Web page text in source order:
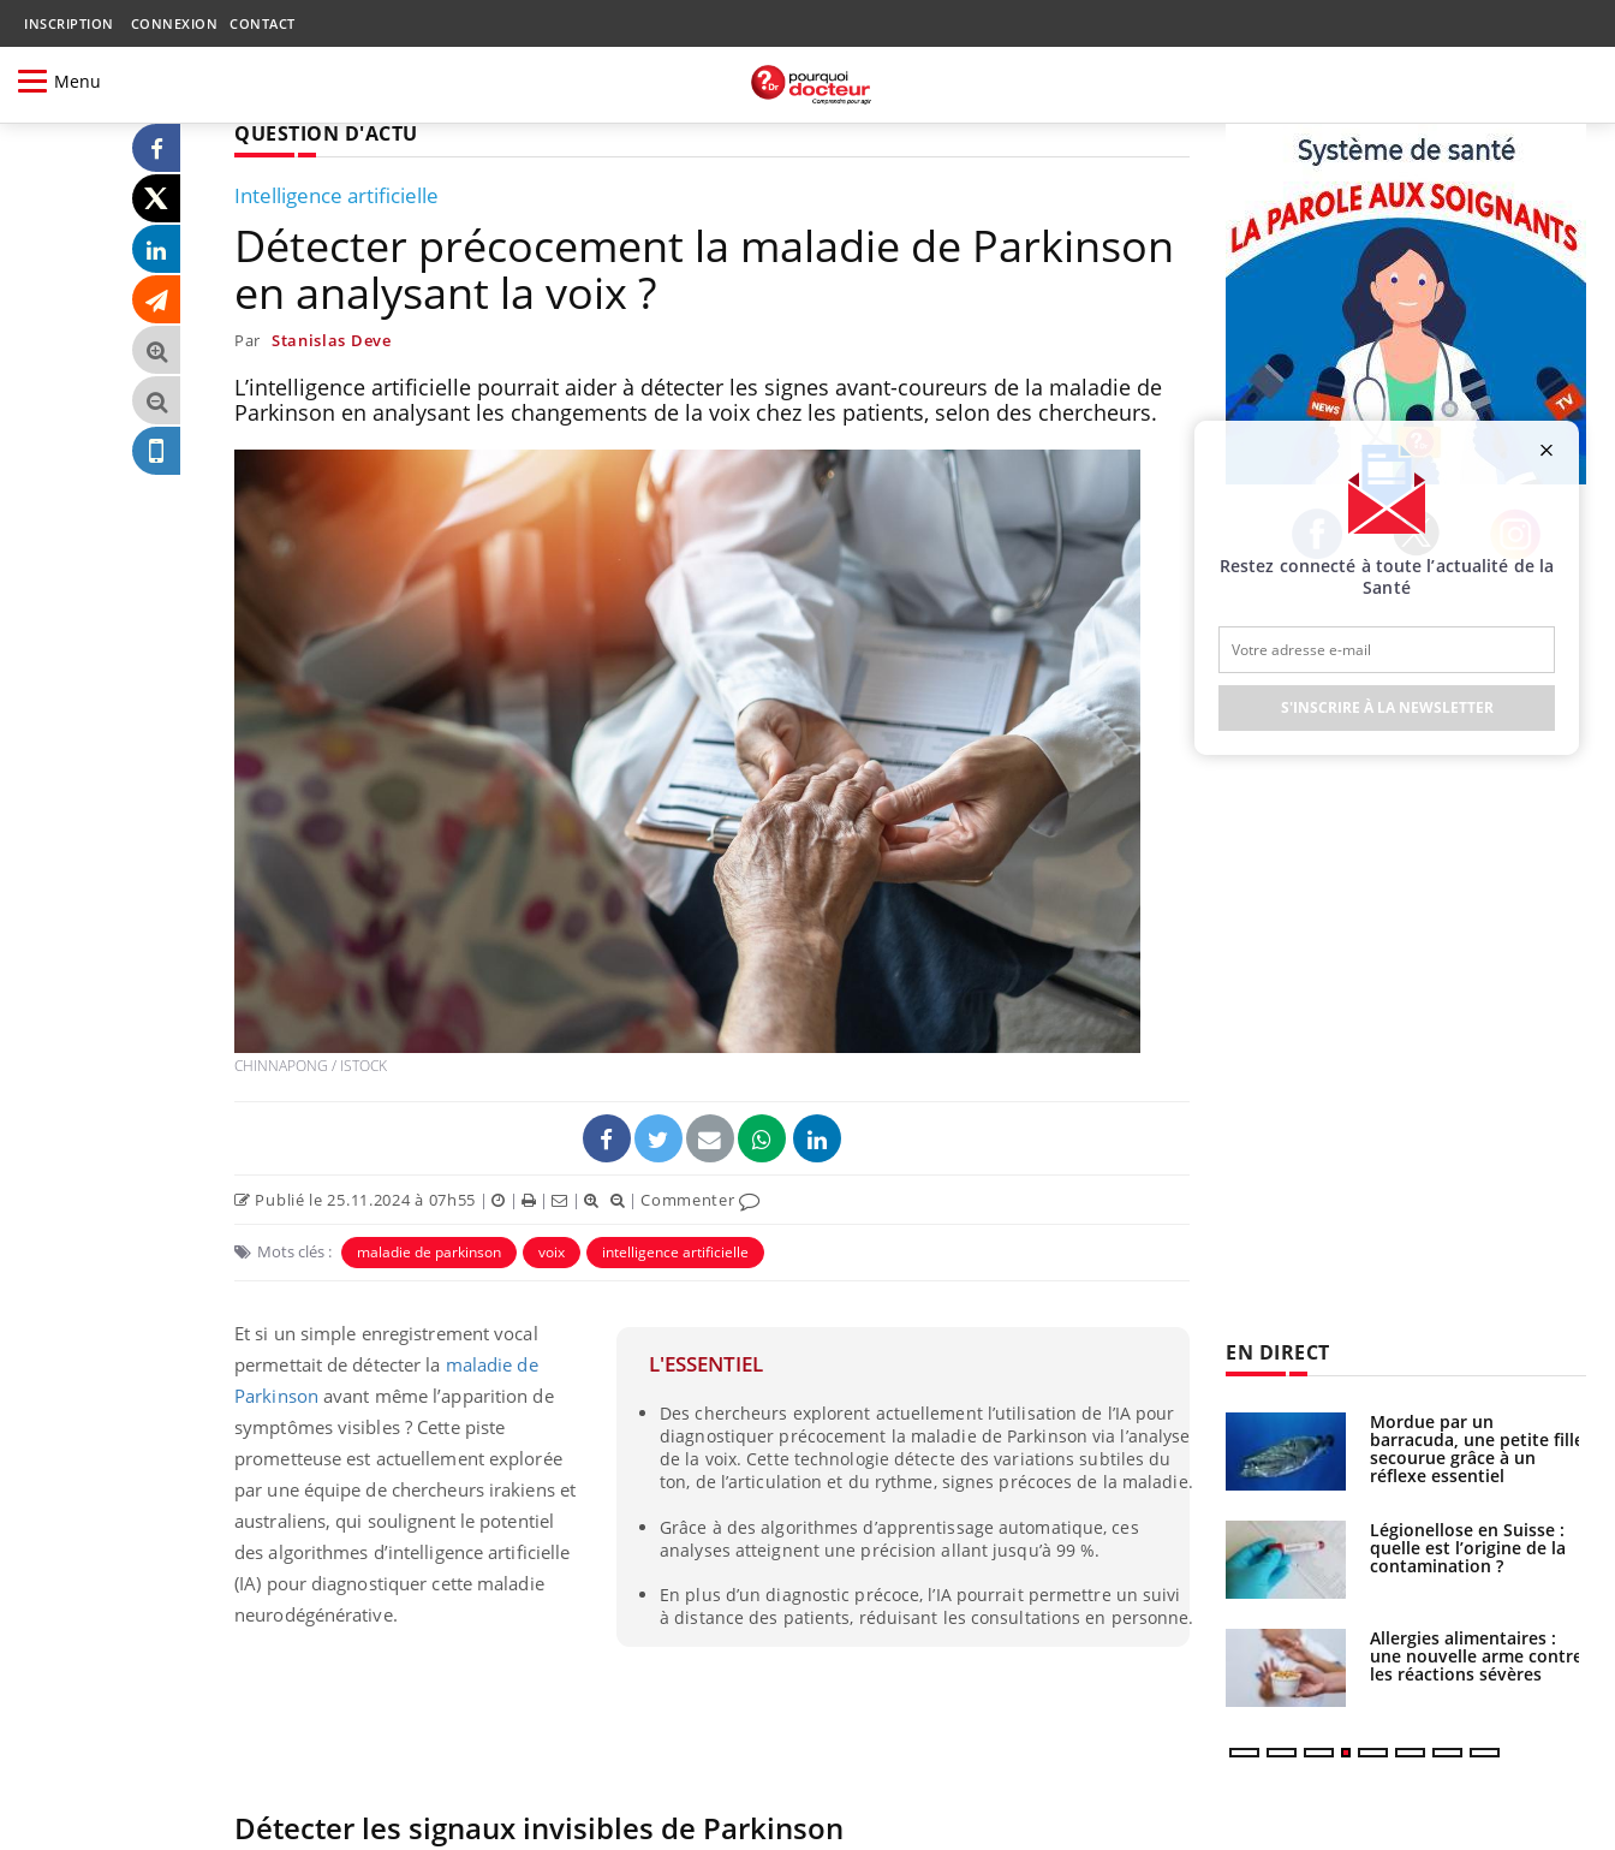
INSCRIPTION CONNEXION CONTACT
Menu
QUESTION D'ACTU
Intelligence artificielle
Détecter précocement la maladie de Parkinson
en analysant la voix ?
Par Stanislas Deve
L’intelligence artificielle pourrait aider à détecter les signes avant-coureurs de la maladie de
Parkinson en analysant les changements de la voix chez les patients, selon des chercheurs.
CHINNAPONG / ISTOCK
Publié le 25.11.2024 à 07h55 | | | | |Commenter
Mots clés : maladie de parkinson voix intelligence artificielle
L'ESSENTIEL
Des chercheurs explorent actuellement l’utilisation de l’IA pour
diagnostiquer précocement la maladie de Parkinson via l’analyse
de la voix. Cette technologie détecte des variations subtiles du
ton, de l’articulation et du rythme, signes précoces de la maladie.
Grâce à des algorithmes d’apprentissage automatique, ces
analyses atteignent une précision allant jusqu’à 99 %.
En plus d’un diagnostic précoce, l’IA pourrait permettre un suivi
à distance des patients, réduisant les consultations en personne.
Et si un simple enregistrement vocal
permettait de détecter la maladie de
Parkinson avant même l’apparition de
symptômes visibles ? Cette piste
prometteuse est actuellement explorée
par une équipe de chercheurs irakiens et
australiens, qui soulignent le potentiel
des algorithmes d’intelligence artificielle
(IA) pour diagnostiquer cette maladie
neurodégénérative.
Détecter les signaux invisibles de Parkinson
Facebook Twitter Instagram
EN DIRECT
La sieste empêche-t-elle
de dormir la nuit ?
VIH : la fin du comprimé
tous les jours se profile-t-
elle enfin ?
Fortes chaleurs :
pourquoi le risque de
noyade grimpe-t-il ?
Le Viagra pourrait-il
freiner la propagation du
cancer ?
Grossesse et chaleur : ce
que dit la science
Le smartphone nuit-il à
l'apprentissage de la
lecture ?
Mordue par un
barracuda, une petite fille
secourue grâce à un
réflexe essentiel
Légionellose en Suisse :
quelle est l’origine de la
contamination ?
Allergies alimentaires :
une nouvelle arme contre
les réactions sévères
Restez connecté à toute l’actualité de la
Santé
S'INSCRIRE À LA NEWSLETTER